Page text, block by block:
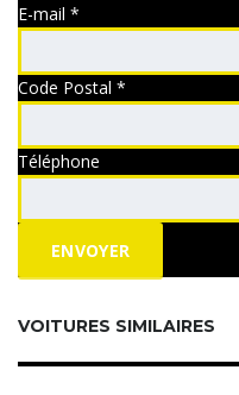
E-mail *
Code Postal *
Téléphone
ENVOYER
VOITURES SIMILAIRES